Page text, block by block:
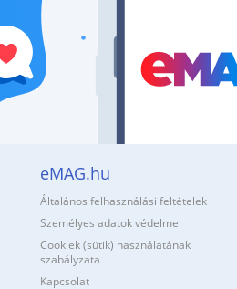
eMAG.hu
Általános felhasználási feltételek
Személyes adatok védelme
Cookiek (sütik) használatának
szabályzata
Kapcsolat